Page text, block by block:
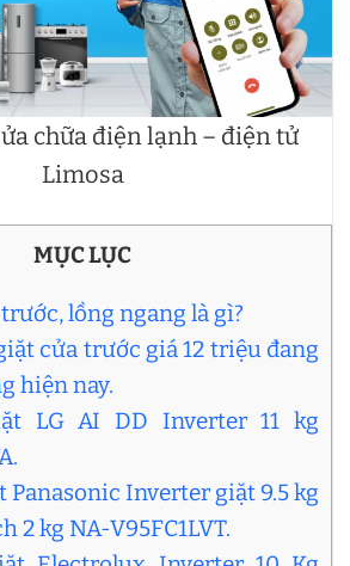
chữa điện lạnh – điện tử
Limosa
MỤC LỤC
lồng ngang là gì?
cửa trước giá 12 triệu đang
hiện nay.
LG AI DD Inverter 11 kg
Panasonic Inverter giặt 9.5 kg
2 kg NA-V95FC1LVT.